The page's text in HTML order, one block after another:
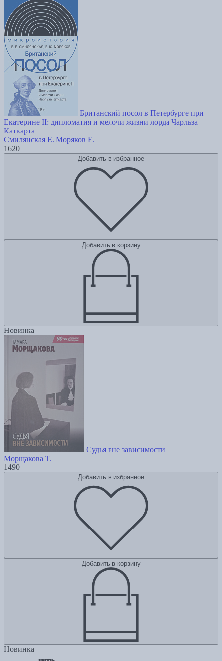
Британский посол в Петербурге при
Екатерине II: дипломатия и мелочи жизни лорда Чарльза
Каткарта
Смилянская Е. Моряков Е.
1620
Добавить в избранное
Добавить в корзину
Новинка
Судья вне зависимости
Морщакова Т.
1490
Добавить в избранное
Добавить в корзину
Новинка